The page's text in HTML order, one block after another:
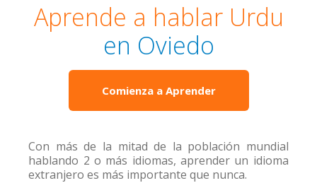
Aprende a hablar Urdu
en Oviedo
Comienza a Aprender
Con más de la mitad de la población mundial
hablando 2 o más idiomas, aprender un idioma
extranjero es más importante que nunca.